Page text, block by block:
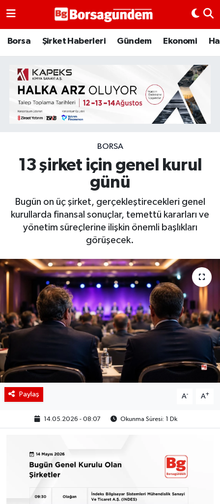
Borsa Şirket Haberleri Gündem Ekonomi
BORSA
13 şirket için genel kurul
günü
Bugün on üç şirket, gerçekleştirecekleri genel
kurullarda finansal sonuçlar, temettü kararları ve
yönetim süreçlerine ilişkin önemli başlıkları
görüşecek.
Paylaş A- A+
14.05.2026 - 08:07 Okunma Süresi: 1 Dk
Borsa
Emtia
Galeri
Bitcoin
Borsa Gundem
BIST 100 Isı Haritası
Coin Isı Haritası
Ekonomik Takvim
Kiripto Para Piyasası
Gizlilik Sözleşmesi
Hakkımızda
İletişim